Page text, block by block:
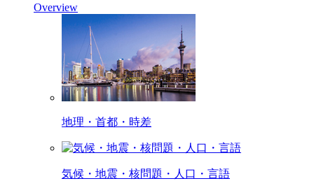
Overview
地理・首都・時差
気候・地震・核問題・人口・言語